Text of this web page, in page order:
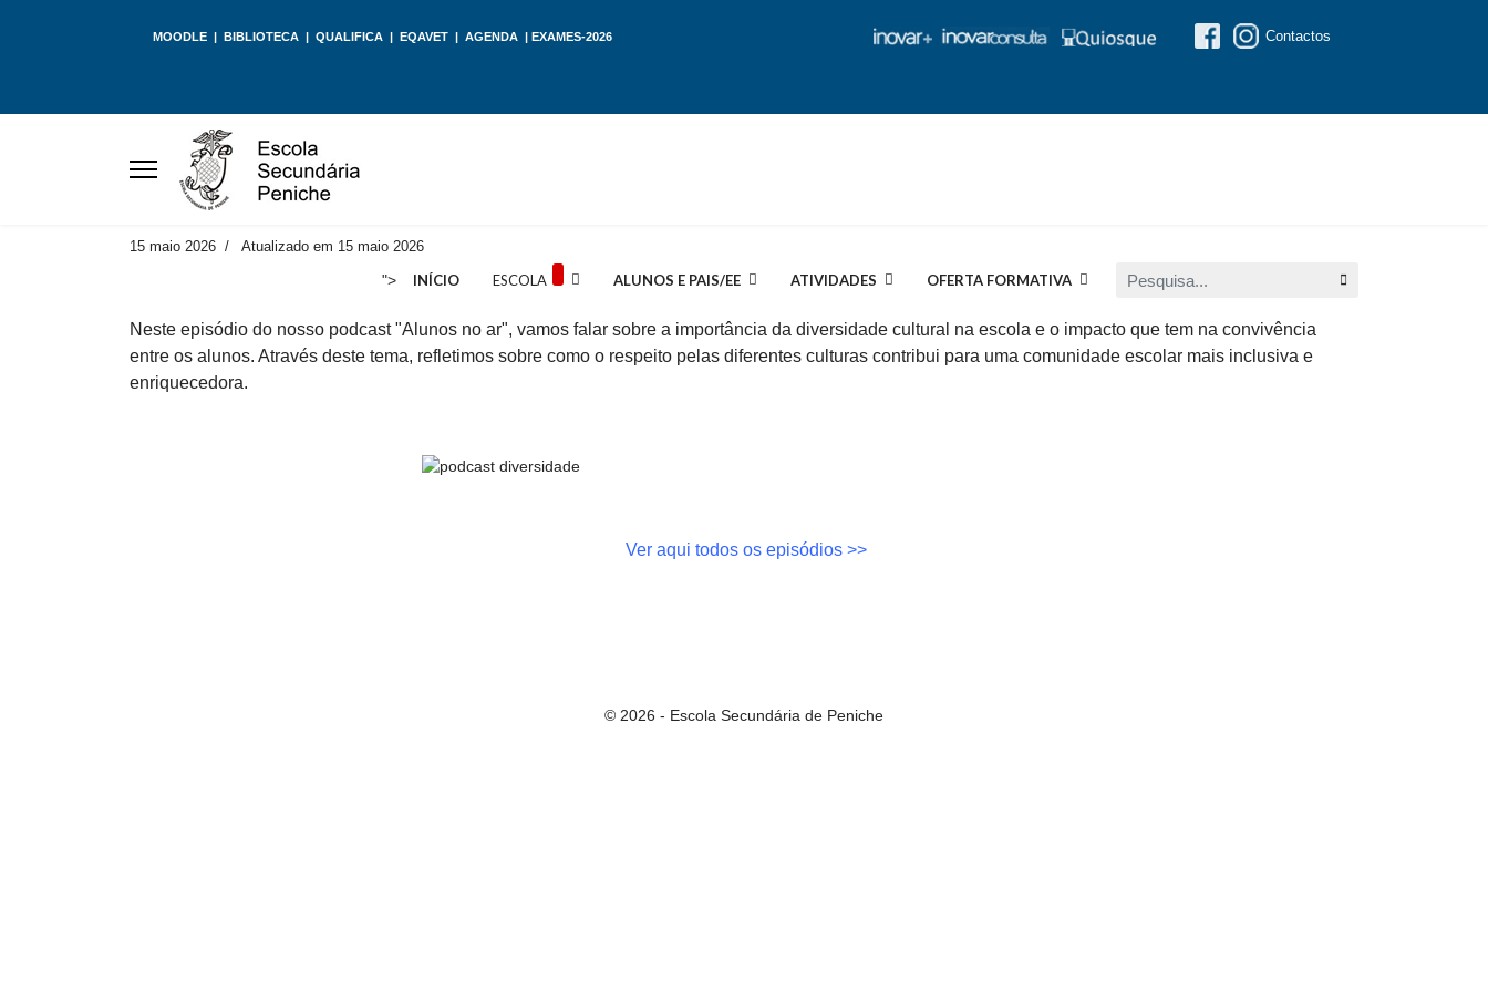
MOODLE | BIBLIOTECA | QUALIFICA | EQAVET | AGENDA | EXAMES-2026 Contactos
"> INÍCIO ESCOLA ALUNOS E PAIS/EE ATIVIDADES OFERTA FORMATIVA Pesquisa...
15 maio 2026 Atualizado em 15 maio 2026
Neste episódio do nosso podcast "Alunos no ar", vamos falar sobre a importância da diversidade cultural na escola e o impacto que tem na convivência
entre os alunos. Através deste tema, refletimos sobre como o respeito pelas diferentes culturas contribui para uma comunidade escolar mais inclusiva e
enriquecedora.
Ver aqui todos os episódios >>
© 2026 - Escola Secundária de Peniche